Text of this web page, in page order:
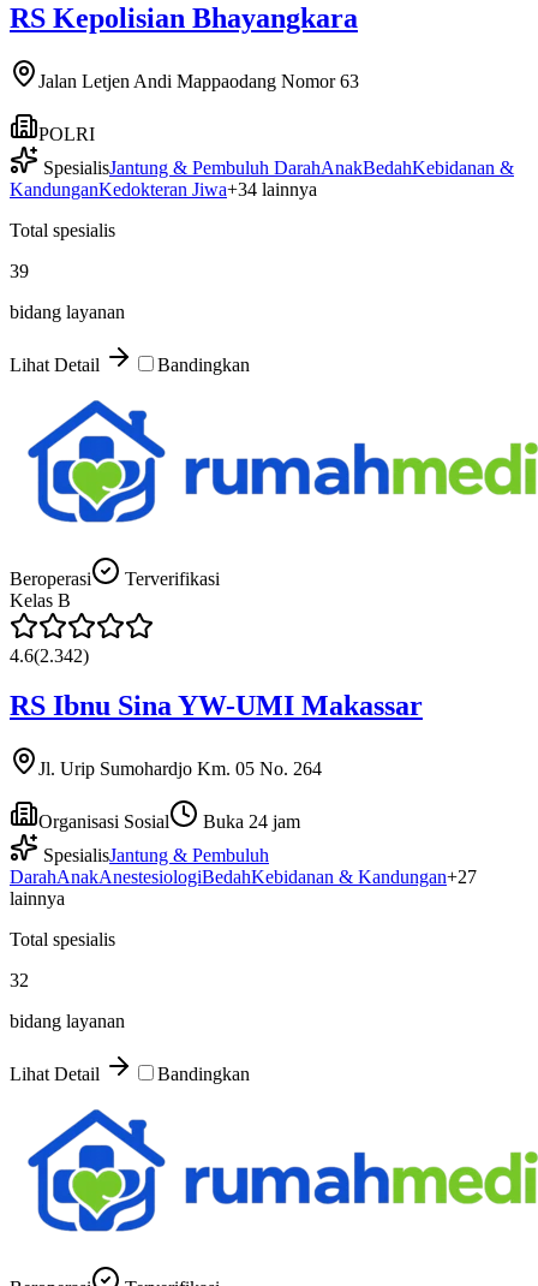
RS Kepolisian Bhayangkara
Jalan Letjen Andi Mappaodang Nomor 63
POLRI
SpesialisJantung & Pembuluh DarahAnakBedahKebidanan &
KandunganKedokteran Jiwa+34 lainnya
Total spesialis
39
bidang layanan
Lihat Detail Bandingkan
Beroperasi
Terverifikasi
Kelas B
4.6(2.342)
RS Ibnu Sina YW-UMI Makassar
Jl. Urip Sumohardjo Km. 05 No. 264
Organisasi Sosial
Buka 24 jam
SpesialisJantung & Pembuluh
DarahAnakAnestesiologiBedahKebidanan & Kandungan+27
lainnya
Total spesialis
32
bidang layanan
Lihat Detail Bandingkan